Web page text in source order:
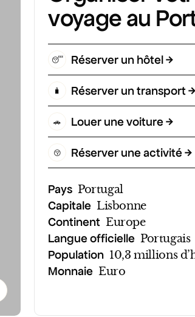
voyage au
😴 Réserver un hôtel
🧳 Réserver un transport
🚗 Louer une voiture
😚 Réserver une activité
Pays Portugal
Capitale Lisbonne
Continent Europe
Langue officielle Portugais
Population 10,3 millions
Monnaie Euro